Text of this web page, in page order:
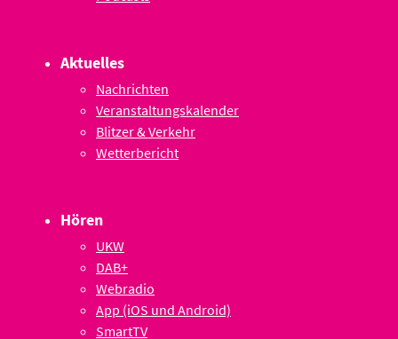
Aktuelles
Nachrichten
Veranstaltungskalender
Blitzer & Verkehr
Wetterbericht
Hören
UKW
DAB+
Webradio
App (iOS und Android)
SmartTV